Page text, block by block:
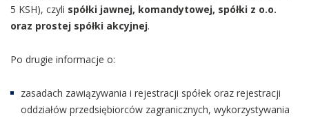
5 KSH), czyli spółki jawnej, komandytowej, spółki z o.o.
oraz prostej spółki akcyjnej.
Po drugie informacje o:
zasadach zawiązywania i rejestracji spółek oraz rejestracji
oddziałów przedsiębiorców zagranicznych, wykorzystywania